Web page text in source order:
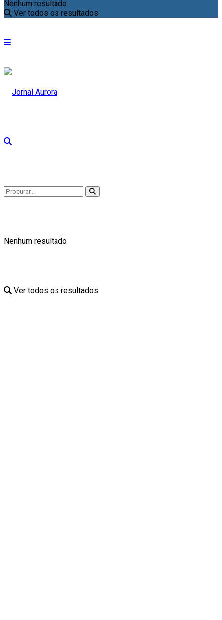
Nenhum resultado
Ver todos os resultados
Nenhum resultado
Ver todos os resultados